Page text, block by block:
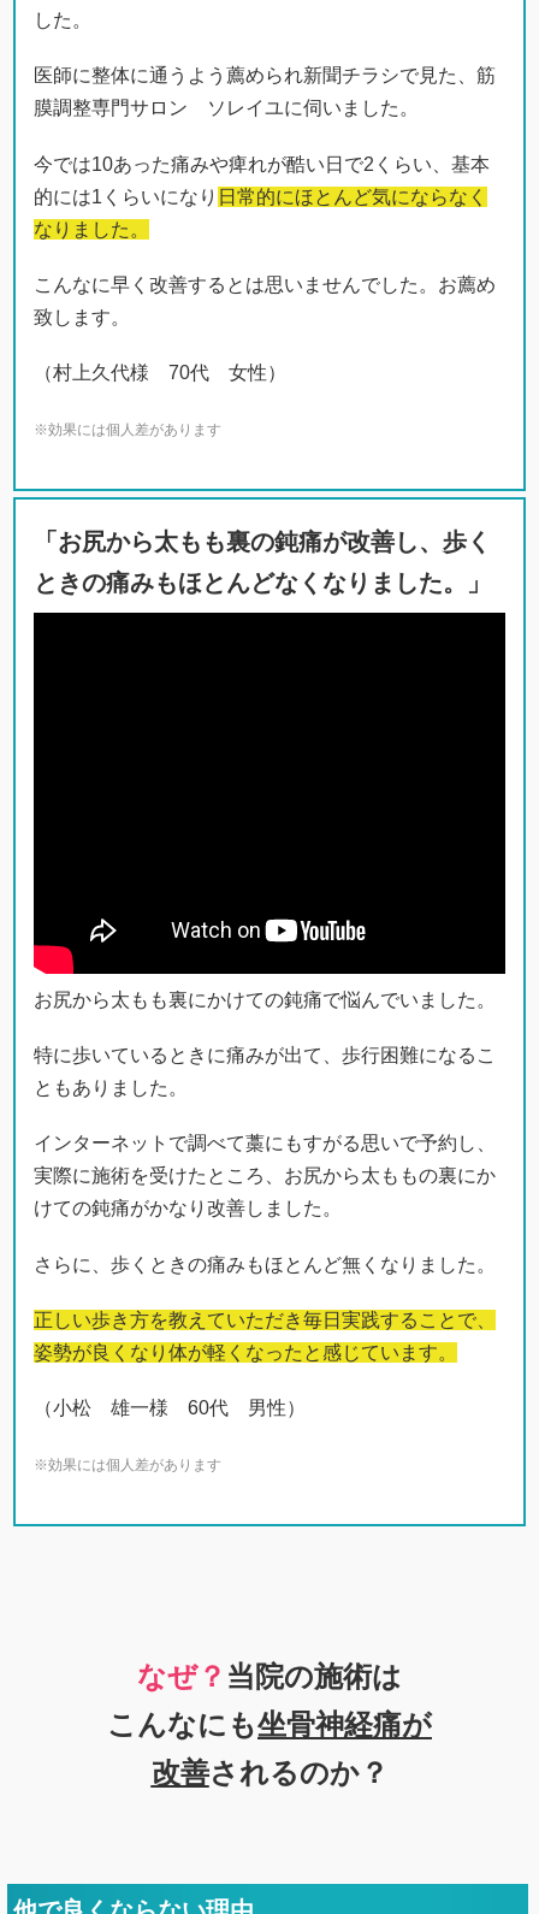
した。
医師に整体に通うよう薦められ新聞チラシで見た、筋
膜調整専門サロン ソレイユに伺いました。
今では10あった痛みや痺れが酷い日で2くらい、基本
的には1くらいになり 日常的にほとんど気にならなく
なりました。
こんなに早く改善するとは思いませんでした。お薦め
致します。
（村上久代様 70代 女性）
※効果には個人差があります
「お尻から太もも裏の鈍痛が改善し、歩く
ときの痛みもほとんどなくなりました。」
お尻から太もも裏にかけての鈍痛で悩んでいました。
特に歩いているときに痛みが出て、歩行困難になるこ
ともありました。
インターネットで調べて藁にもすがる思いで予約し、
実際に施術を受けたところ、お尻から太ももの裏にか
けての鈍痛がかなり改善しました。
さらに、歩くときの痛みもほとんど無くなりました。
正しい歩き方を教えていただき毎日実践することで、
姿勢が良くなり体が軽くなったと感じています。
（小松 雄一様 60代 男性）
※効果には個人差があります
なぜ？ 当院の施術は
こんなにも坐骨神経痛が
改善されるのか？